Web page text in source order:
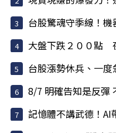
台股驚魂守季線！
大盤下跌２００點
台股漲勢休兵、一
8/7 明確告知是反彈
記憶體不講武德！AI